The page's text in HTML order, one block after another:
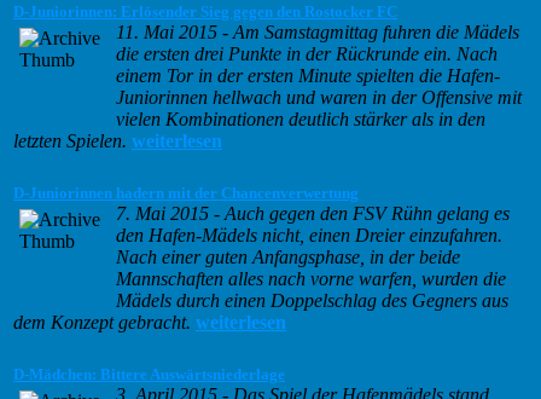
D-Juniorinnen: Erlösender Sieg gegen den Rostocker FC
11. Mai 2015 - Am Samstagmittag fuhren die Mädels
die ersten drei Punkte in der Rückrunde ein. Nach
einem Tor in der ersten Minute spielten die Hafen-
Juniorinnen hellwach und waren in der Offensive mit
vielen Kombinationen deutlich stärker als in den
letzten Spielen. weiterlesen
D-Juniorinnen hadern mit der Chancenverwertung
7. Mai 2015 - Auch gegen den FSV Rühn gelang es
den Hafen-Mädels nicht, einen Dreier einzufahren.
Nach einer guten Anfangsphase, in der beide
Mannschaften alles nach vorne warfen, wurden die
Mädels durch einen Doppelschlag des Gegners aus
dem Konzept gebracht. weiterlesen
D-Mädchen: Bittere Auswärtsniederlage
3. April 2015 - Das Spiel der Hafenmädels stand